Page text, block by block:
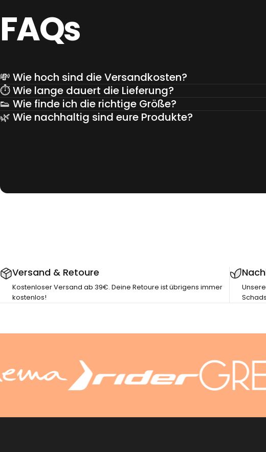
FAQs
💸 Wie hoch sind die Versandkosten?
⏱️ Wie lange dauert die Lieferung?
👟 Wie finde ich die richtige Größe?
🌿 Wie nachhaltig sind eure Produkte?
Versand & Retoure
Kostenloser Versand ab 39€. Deine Retoure ist übrigens immer
kostenlos!